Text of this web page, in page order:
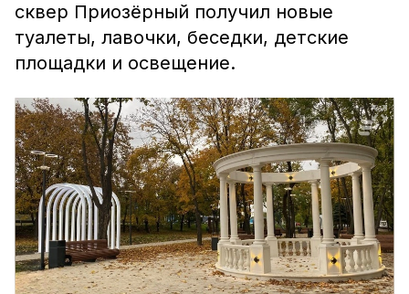
сквер Приозёрный получил новые
туалеты, лавочки, беседки, детские
площадки и освещение.